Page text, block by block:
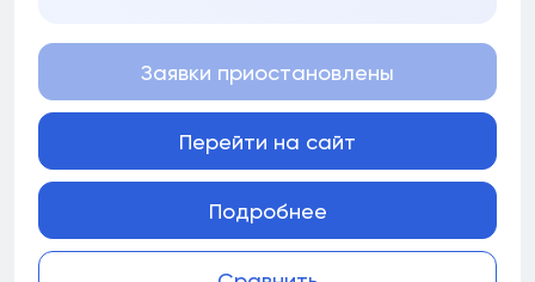
Заявки приостановлены
Перейти на сайт
Подробнее